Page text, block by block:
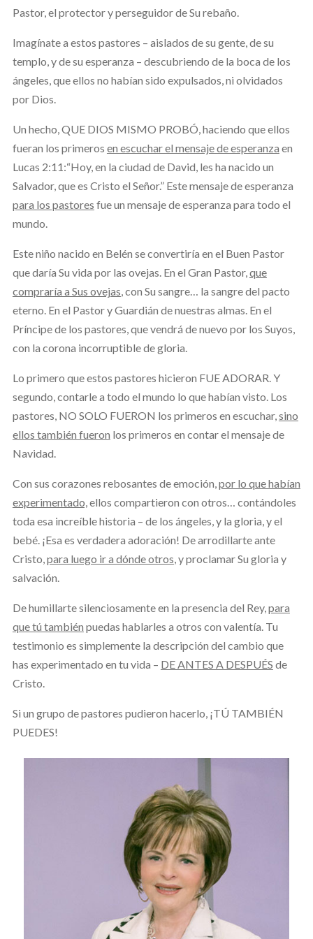
Pastor, el protector y perseguidor de Su rebaño.
Imagínate a estos pastores – aislados de su gente, de su
templo, y de su esperanza – descubriendo de la boca de los
ángeles, que ellos no habían sido expulsados, ni olvidados
por Dios.
Un hecho, QUE DIOS MISMO PROBÓ, haciendo que ellos
fueran los primeros en escuchar el mensaje de esperanza en
Lucas 2:11:“Hoy, en la ciudad de David, les ha nacido un
Salvador, que es Cristo el Señor.” Este mensaje de esperanza
para los pastores fue un mensaje de esperanza para todo el
mundo.
Este niño nacido en Belén se convertiría en el Buen Pastor
que daría Su vida por las ovejas. En el Gran Pastor, que
compraría a Sus ovejas , con Su sangre… la sangre del pacto
eterno. En el Pastor y Guardián de nuestras almas. En el
Príncipe de los pastores, que vendrá de nuevo por los Suyos,
con la corona incorruptible de gloria.
Lo primero que estos pastores hicieron FUE ADORAR. Y
segundo, contarle a todo el mundo lo que habían visto. Los
pastores, NO SOLO FUERON los primeros en escuchar, sino
ellos también fueron los primeros en contar el mensaje de
Navidad.
Con sus corazones rebosantes de emoción, por lo que habían
experimentado, ellos compartieron con otros… contándoles
toda esa increíble historia – de los ángeles, y la gloria, y el
bebé. ¡Esa es verdadera adoración! De arrodillarte ante
Cristo, para luego ir a dónde otros , y proclamar Su gloria y
salvación.
De humillarte silenciosamente en la presencia del Rey, para
que tú también puedas hablarles a otros con valentía. Tu
testimonio es simplemente la descripción del cambio que
has experimentado en tu vida – DE ANTES A DESPUÉS de
Cristo.
Si un grupo de pastores pudieron hacerlo, ¡TÚ TAMBIÉN
PUEDES!